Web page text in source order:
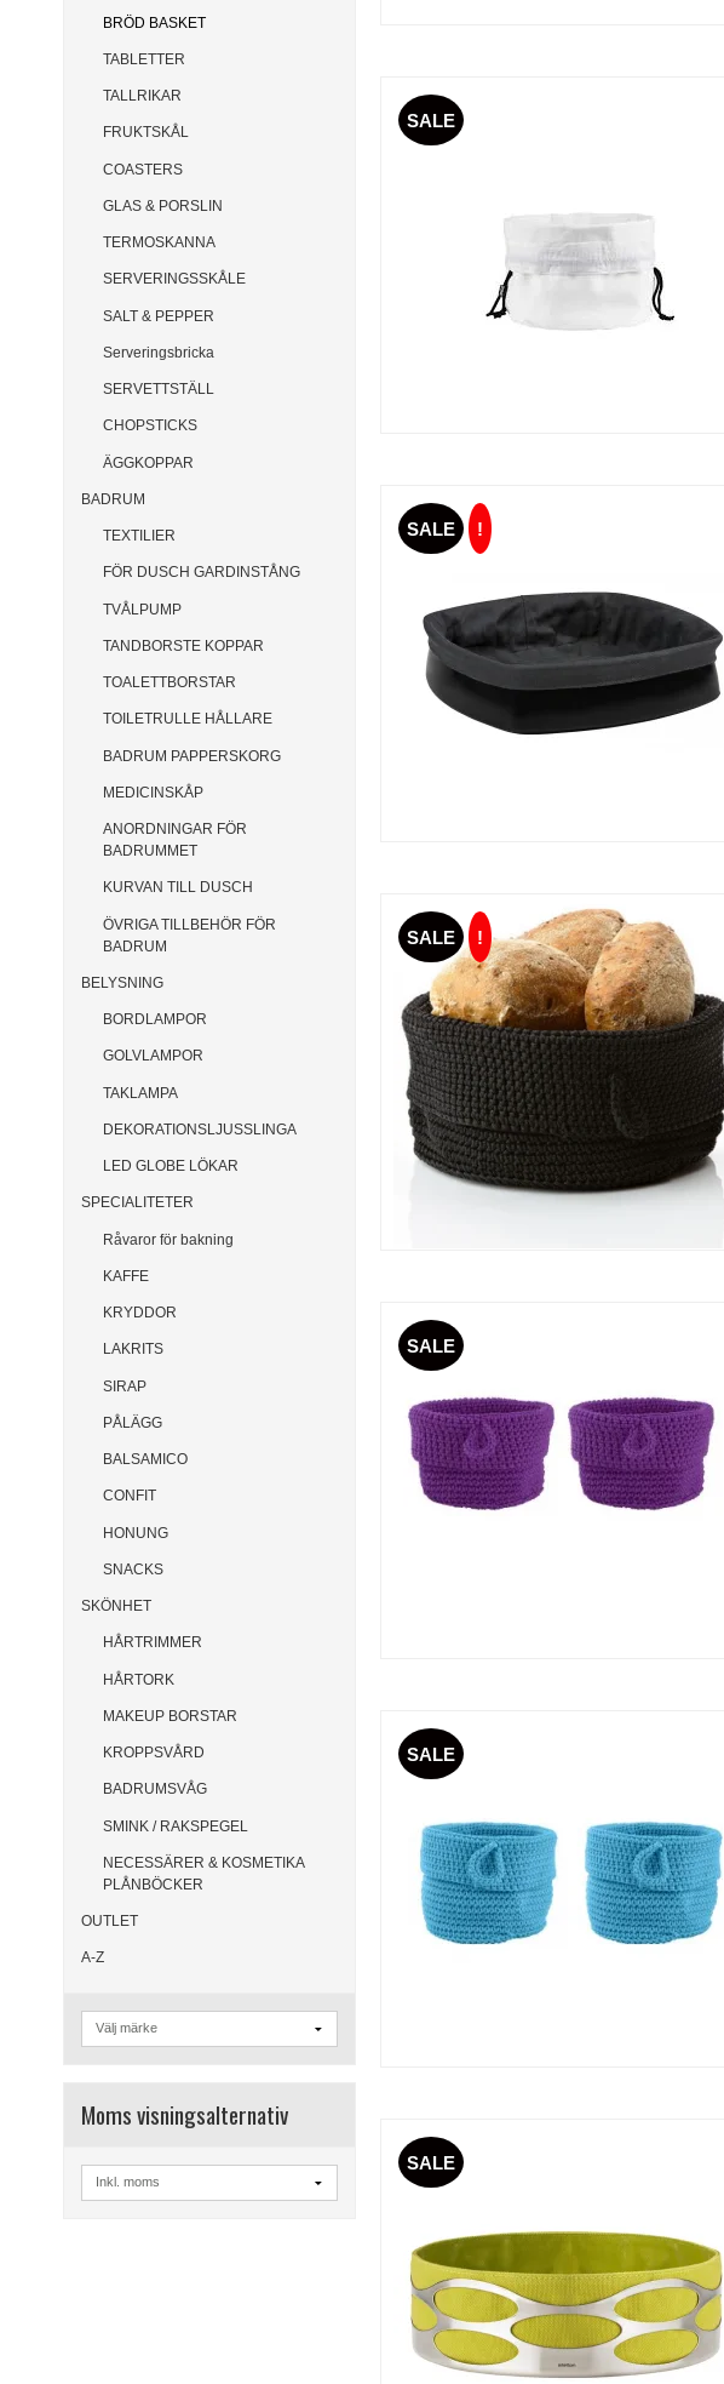
BRÖD BASKET
TABLETTER
TALLRIKAR
FRUKTSKÅL
COASTERS
GLAS & PORSLIN
TERMOSKANNA
SERVERINGSSKÅLE
SALT & PEPPER
Serveringsbricka
SERVETTSTÄLL
CHOPSTICKS
ÄGGKOPPAR
BADRUM
TEXTILIER
FÖR DUSCH GARDINSTÅNG
TVÅLPUMP
TANDBORSTE KOPPAR
TOALETTBORSTAR
TOILETRULLE HÅLLARE
BADRUM PAPPERSKORG
MEDICINSKÅP
ANORDNINGAR FÖR
BADRUMMET
KURVAN TILL DUSCH
ÖVRIGA TILLBEHÖR FÖR
BADRUM
BELYSNING
BORDLAMPOR
GOLVLAMPOR
TAKLAMPA
DEKORATIONSLJUSSLINGA
LED GLOBE LÖKAR
SPECIALITETER
Råvaror för bakning
KAFFE
KRYDDOR
LAKRITS
SIRAP
PÅLÄGG
BALSAMICO
CONFIT
HONUNG
SNACKS
SKÖNHET
HÅRTRIMMER
HÅRTORK
MAKEUP BORSTAR
KROPPSVÅRD
BADRUMSVÅG
SMINK / RAKSPEGEL
NECESSÄRER & KOSMETIKA
PLÅNBÖCKER
OUTLET
A-Z
Moms visningsalternativ
SALE
SALE !
SALE !
SALE
SALE
SALE